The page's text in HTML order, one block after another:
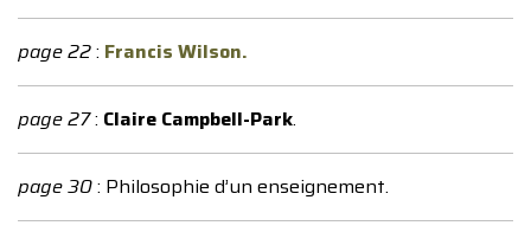
page 22: Francis Wilson.
page 27: Claire Campbell-Park.
page 30: Philosophie d’un enseignement.